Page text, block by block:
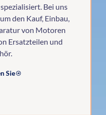
Bei uns
den Kauf, Einbau,
von Motoren
Ersatzteilen und
Sie